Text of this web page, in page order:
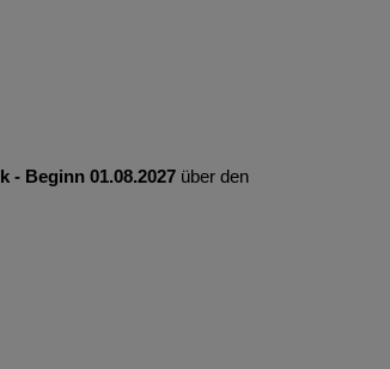
Beginn 01.08.2027 über den